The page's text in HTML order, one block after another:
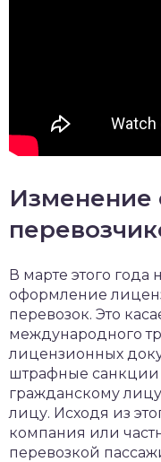
Изменение
В марте этого года
оформление
перевозок. Это
международного
лицензионных
штрафные санкции
гражданскому
лицу. Исходя из
компания или
перевозкой